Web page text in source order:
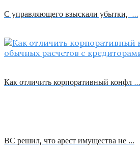
С управляющего взыскали убытки, …
Как отличить корпоративный конфл …
ВС решил, что арест имущества не …